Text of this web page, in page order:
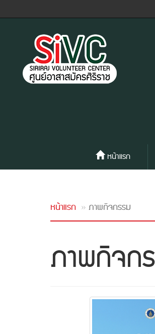
หน้าแรก
หน้าแรก ภาพกิจกรรม
ภาพกิจก